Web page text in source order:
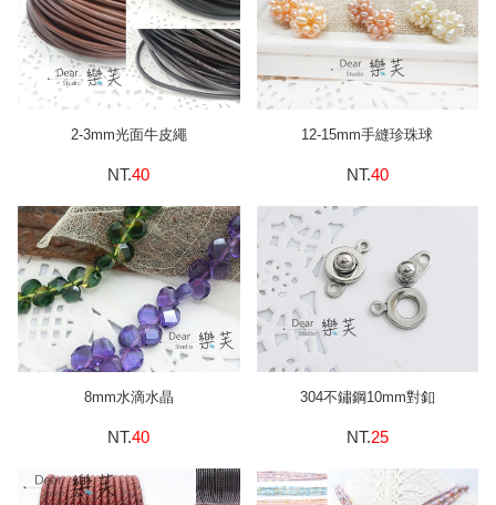
2-3mm光面牛皮繩
NT.40
12-15mm手縫珍珠球
NT.40
8mm水滴水晶
NT.40
304不鏽鋼10mm對釦
NT.25